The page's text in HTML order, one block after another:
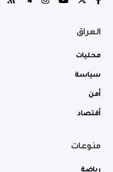
العراق
محليات
سياسة
أمن
أقتصاد
منوعات